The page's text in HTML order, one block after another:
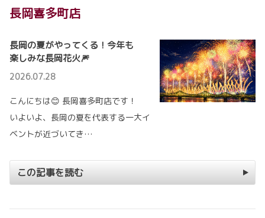
長岡喜多町店
長岡の夏がやってくる！今年も
楽しみな長岡花火🎆
2026.07.28
こんにちは😊 長岡喜多町店です！
いよいよ、長岡の夏を代表する一大イ
ベントが近づいてき…
この記事を読む